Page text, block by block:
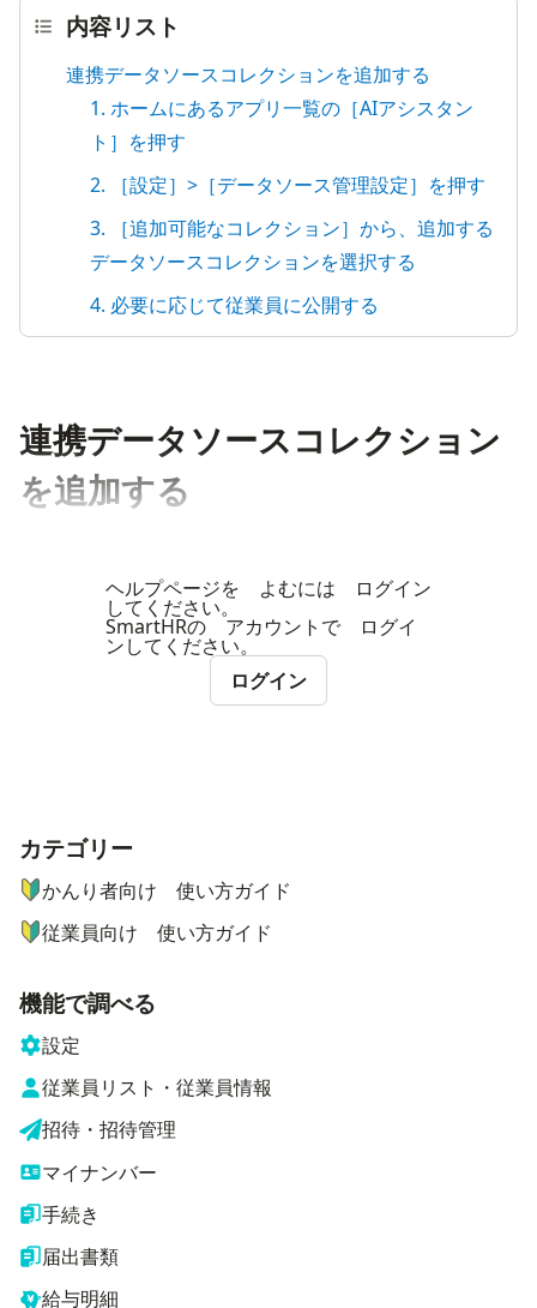
内容リスト
連携データソースコレクションを追加する
1. ホームにあるアプリ一覧の［AIアシスタン
ト］を押す
2. ［設定］>［データソース管理設定］を押す
3. ［追加可能なコレクション］から、追加する
データソースコレクションを選択する
4. 必要に応じて従業員に公開する
連携データソースコレクション
を追加する
ヘルプページを よむには ログイン
してください。
SmartHRの アカウントで ログイ
ンしてください。
ログイン
ナビゲーションメニュー
カテゴリー
かんり者向け 使い方ガイド
従業員向け 使い方ガイド
機能で調べる
設定
従業員リスト・従業員情報
招待・招待管理
マイナンバー
手続き
届出書類
給与明細